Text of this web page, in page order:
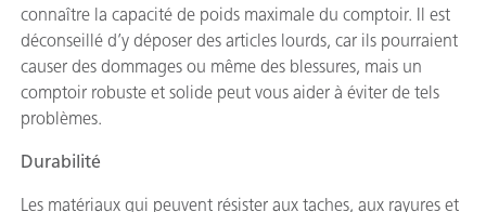
connaître la capacité de poids maximale du comptoir. Il est
déconseillé d’y déposer des articles lourds, car ils pourraient
causer des dommages ou même des blessures, mais un
comptoir robuste et solide peut vous aider à éviter de tels
problèmes.
Durabilité
Les matériaux qui peuvent résister aux taches, aux rayures et